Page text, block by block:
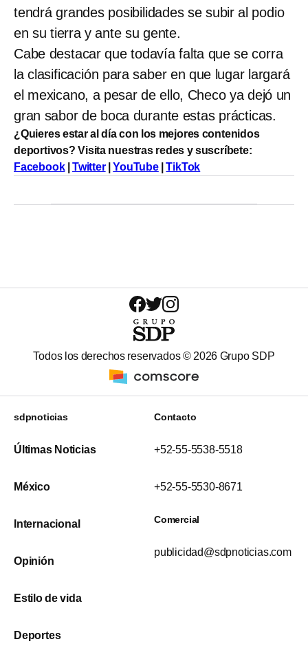
tendrá grandes posibilidades se subir al podio
en su tierra y ante su gente.
Cabe destacar que todavía falta que se corra
la clasificación para saber en que lugar largará
el mexicano, a pesar de ello, Checo ya dejó un
gran sabor de boca durante estas prácticas.
¿Quieres estar al día con los mejores contenidos
deportivos? Visita nuestras redes y suscríbete:
Facebook|Twitter|YouTube|TikTok
Todos los derechos reservados © 2026 Grupo SDP
sdpnoticias
Últimas Noticias
México
Internacional
Opinión
Estilo de vida
Deportes
Contacto
+52-55-5538-5518
+52-55-5530-8671
Comercial
publicidad@sdpnoticias.com